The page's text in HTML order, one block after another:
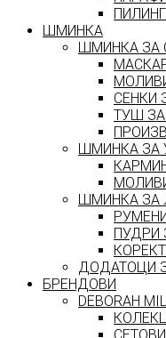
ШМИНКА
ШМИНКА ЗА
СЕНКИ
ТУШ
ШМИНКА ЗА
ШМИНКА ЗА
ПУДРИ
ДОДАТОЦИ
БРЕНДОВИ
DEBORAH